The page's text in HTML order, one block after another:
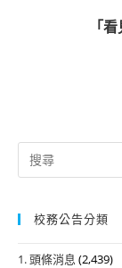
「
Search
for:
校務公告分類
1. 頭條消息 (2,439)